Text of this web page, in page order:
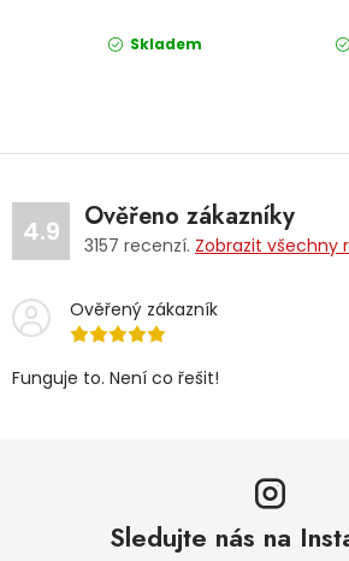
Skladem
4.9 Ověřeno zákazníky
3157 recenzí. Zobrazit všechny
Ověřený zákazník
Funguje to. Není co řešit!
Sledujte nás na